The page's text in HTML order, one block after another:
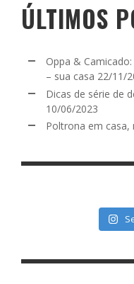
ÚLTIMOS
Oppa &
– sua casa 22/11/
Dicas de série de
10/06/2023
Poltrona em casa,